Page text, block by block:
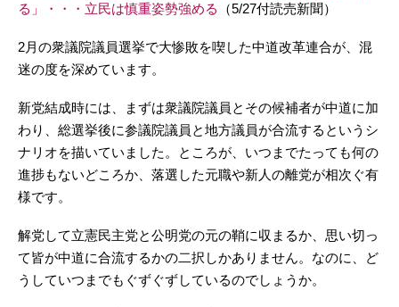
る」・・・立民は慎重姿勢強める
（5/27付読売新聞）
2月の衆議院議員選挙で大惨敗を喫した中道改革連合が、混
迷の度を深めています。
新党結成時には、まずは衆議院議員とその候補者が中道に加
わり、総選挙後に参議院議員と地方議員が合流するというシ
ナリオを描いていました。ところが、いつまでたっても何の
進捗もないどころか、落選した元職や新人の離党が相次ぐ有
様です。
解党して立憲民主党と公明党の元の鞘に収まるか、思い切っ
て皆が中道に合流するかの二択しかありません。なのに、ど
うしていつまでもぐずぐずしているのでしょうか。